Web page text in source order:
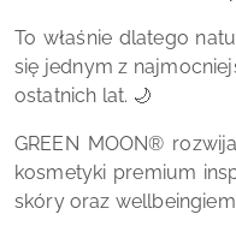
To właśnie dlatego
się jednym z
ostatnich lat. 🌙
GREEN MOON®
kosmetyki premium
skóry oraz